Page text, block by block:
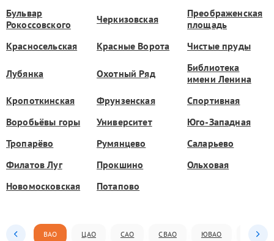
Бульвар
Рокоссовского
Черкизовская
Преображенская
площадь
Красносельская
Красные Ворота Чистые пруды
Лубянка Охотный Ряд
Библиотека
имени Ленина
Кропоткинская
Фрунзенская
Спортивная
Воробьёвы горы
Университет
Юго-Западная
Тропарёво
Румянцево
Саларьево
Филатов Луг
Прокшино
Ольховая
Новомосковская
Потапово
ВАО ЦАО САО СВАО ЮВАО ЮАО